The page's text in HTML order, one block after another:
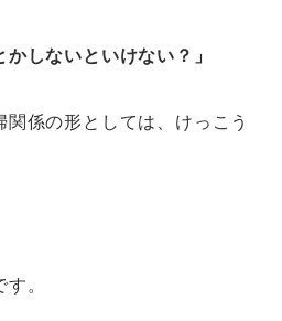
かしないといけない？」
係の形としては、けっこう
。